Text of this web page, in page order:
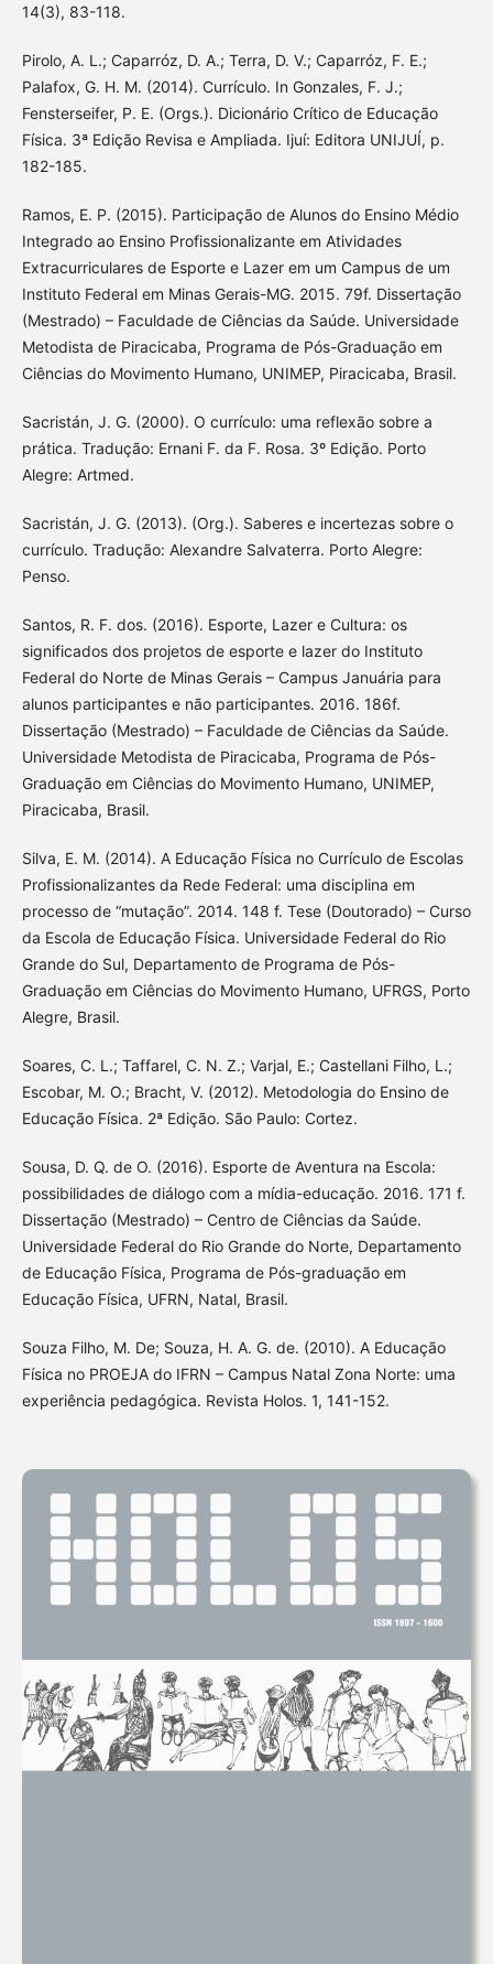
14(3), 83-118.
Pirolo, A. L.; Caparróz, D. A.; Terra, D. V.; Caparróz, F. E.;
Palafox, G. H. M. (2014). Currículo. In Gonzales, F. J.;
Fensterseifer, P. E. (Orgs.). Dicionário Crítico de Educação
Física. 3ª Edição Revisa e Ampliada. Ijuí: Editora UNIJUÍ, p.
182-185.
Ramos, E. P. (2015). Participação de Alunos do Ensino Médio
Integrado ao Ensino Profissionalizante em Atividades
Extracurriculares de Esporte e Lazer em um Campus de um
Instituto Federal em Minas Gerais-MG. 2015. 79f. Dissertação
(Mestrado) – Faculdade de Ciências da Saúde. Universidade
Metodista de Piracicaba, Programa de Pós-Graduação em
Ciências do Movimento Humano, UNIMEP, Piracicaba, Brasil.
Sacristán, J. G. (2000). O currículo: uma reflexão sobre a
prática. Tradução: Ernani F. da F. Rosa. 3º Edição. Porto
Alegre: Artmed.
Sacristán, J. G. (2013). (Org.). Saberes e incertezas sobre o
currículo. Tradução: Alexandre Salvaterra. Porto Alegre:
Penso.
Santos, R. F. dos. (2016). Esporte, Lazer e Cultura: os
significados dos projetos de esporte e lazer do Instituto
Federal do Norte de Minas Gerais – Campus Januária para
alunos participantes e não participantes. 2016. 186f.
Dissertação (Mestrado) – Faculdade de Ciências da Saúde.
Universidade Metodista de Piracicaba, Programa de Pós-
Graduação em Ciências do Movimento Humano, UNIMEP,
Piracicaba, Brasil.
Silva, E. M. (2014). A Educação Física no Currículo de Escolas
Profissionalizantes da Rede Federal: uma disciplina em
processo de “mutação”. 2014. 148 f. Tese (Doutorado) – Curso
da Escola de Educação Física. Universidade Federal do Rio
Grande do Sul, Departamento de Programa de Pós-
Graduação em Ciências do Movimento Humano, UFRGS, Porto
Alegre, Brasil.
Soares, C. L.; Taffarel, C. N. Z.; Varjal, E.; Castellani Filho, L.;
Escobar, M. O.; Bracht, V. (2012). Metodologia do Ensino de
Educação Física. 2ª Edição. São Paulo: Cortez.
Sousa, D. Q. de O. (2016). Esporte de Aventura na Escola:
possibilidades de diálogo com a mídia-educação. 2016. 171 f.
Dissertação (Mestrado) – Centro de Ciências da Saúde.
Universidade Federal do Rio Grande do Norte, Departamento
de Educação Física, Programa de Pós-graduação em
Educação Física, UFRN, Natal, Brasil.
Souza Filho, M. De; Souza, H. A. G. de. (2010). A Educação
Física no PROEJA do IFRN – Campus Natal Zona Norte: uma
experiência pedagógica. Revista Holos. 1, 141-152.